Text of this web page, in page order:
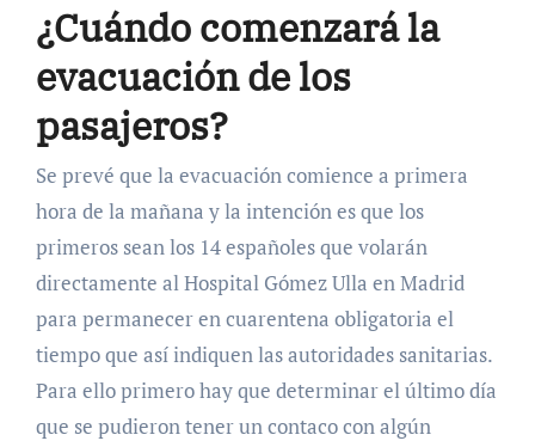
¿Cuándo comenzará la
evacuación de los
pasajeros?
Se prevé que la evacuación comience a primera
hora de la mañana y la intención es que los
primeros sean los 14 españoles que volarán
directamente al Hospital Gómez Ulla en Madrid
para permanecer en cuarentena obligatoria el
tiempo que así indiquen las autoridades sanitarias.
Para ello primero hay que determinar el último día
que se pudieron tener un contaco con algún